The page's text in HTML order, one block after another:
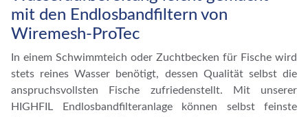
mit den Endlosbandfiltern von
Wiremesh-ProTec
In einem Schwimmteich oder Zuchtbecken für Fische wird
stets reines Wasser benötigt, dessen Qualität selbst die
anspruchsvollsten Fische zufriedenstellt. Mit unserer
HIGHFIL Endlosbandfilteranlage können selbst feinste